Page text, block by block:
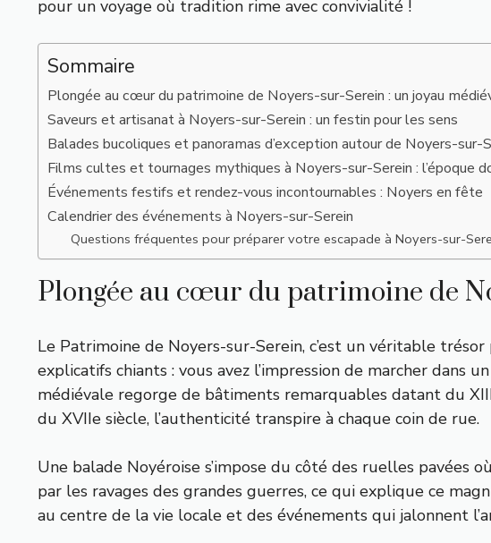
pour un voyage où tradition rime avec convivialité !
Sommaire
Plongée au cœur du patrimoine de Noyers-sur-Serein : un joyau
Saveurs et artisanat à Noyers-sur-Serein : un festin pour les sens
Balades bucoliques et panoramas d’exception autour de Noyers-sur-
Films cultes et tournages mythiques à Noyers-sur-Serein : l’époque
Événements festifs et rendez-vous incontournables : Noyers en fête
Calendrier des événements à Noyers-sur-Serein
Questions fréquentes pour préparer votre escapade à Noyers-sur-
Plongée au cœur du patrimoine de
Le Patrimoine de Noyers-sur-Serein, c’est un véritable
explicatifs chiants : vous avez l’impression de marcher
médiévale regorge de bâtiments remarquables datant du
du XVIIe siècle, l’authenticité transpire à chaque coin de rue.
Une balade Noyéroise s’impose du côté des ruelles pavées
par les ravages des grandes guerres, ce qui explique ce
au centre de la vie locale et des événements qui jalonnent